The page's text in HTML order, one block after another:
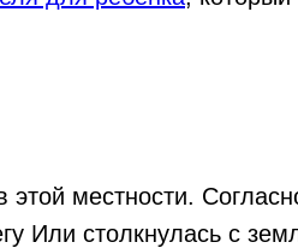
местности.
Или столкнулась с